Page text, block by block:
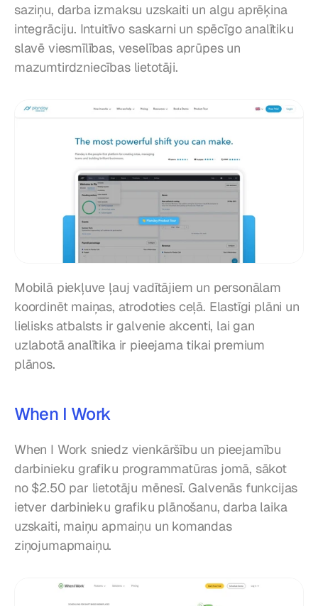
saziņu, darba izmaksu uzskaiti un algu aprēķina
integrāciju. Intuitīvo saskarni un spēcīgo analītiku
slavē viesmīlības, veselības aprūpes un
mazumtirdzniecības lietotāji.
Mobilā piekļuve ļauj vadītājiem un personālam
koordinēt maiņas, atrodoties ceļā. Elastīgi plāni un
lielisks atbalsts ir galvenie akcenti, lai gan
uzlabotā analītika ir pieejama tikai premium
plānos.
When I Work
When I Work sniedz vienkāršību un pieejamību
darbinieku grafiku programmatūras jomā, sākot
no $2.50 par lietotāju mēnesī. Galvenās funkcijas
ietver darbinieku grafiku plānošanu, darba laika
uzskaiti, maiņu apmaiņu un komandas
ziņojumapmaiņu.